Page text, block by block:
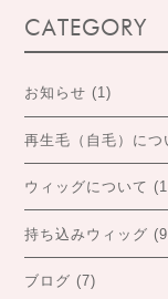
CATEGORY
お知らせ (1)
再生毛（自毛）につ
ウィッグについて
持ち込みウィッグ
ブログ (7)